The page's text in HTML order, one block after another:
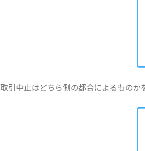
取引中止はどちら側の都合によるものか